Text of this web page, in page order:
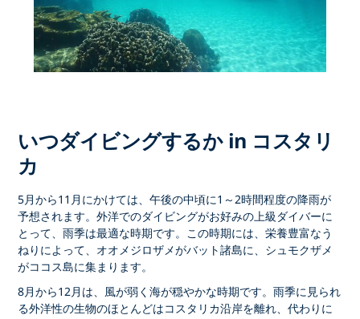
いつダイビングするか in コスタリ
カ
5月から11月にかけては、午後の中頃に1～2時間程度の降雨が
予想されます。外洋でのダイビングがお好みの上級ダイバーに
とって、雨季は最適な時期です。この時期には、栄養豊富なう
ねりによって、オオメジロザメがバット諸島に、シュモクザメ
がココス島に集まります。
8月から12月は、風が弱く海が穏やかな時期です。雨季に見られ
る外洋性の生物のほとんどはコスタリカ沿岸を離れ、代わりに